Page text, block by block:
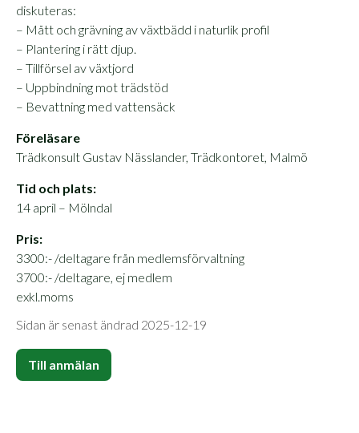
diskuteras:
– Mått och grävning av växtbädd i naturlik profil
– Plantering i rätt djup.
– Tillförsel av växtjord
– Uppbindning mot trädstöd
– Bevattning med vattensäck
Föreläsare
Trädkonsult Gustav Nässlander, Trädkontoret, Malmö
Tid och plats:
14 april – Mölndal
Pris:
3300:- /deltagare från medlemsförvaltning
3700:- /deltagare, ej medlem
exkl.moms
Sidan är senast ändrad 2025-12-19
Till anmälan